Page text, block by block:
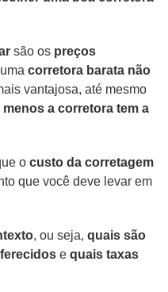
são os preços
corretora barata não
vantajosa, até mesmo
menos a corretora tem a
o custo da corretagem
que você deve levar em
, ou seja, quais são
e quais taxas